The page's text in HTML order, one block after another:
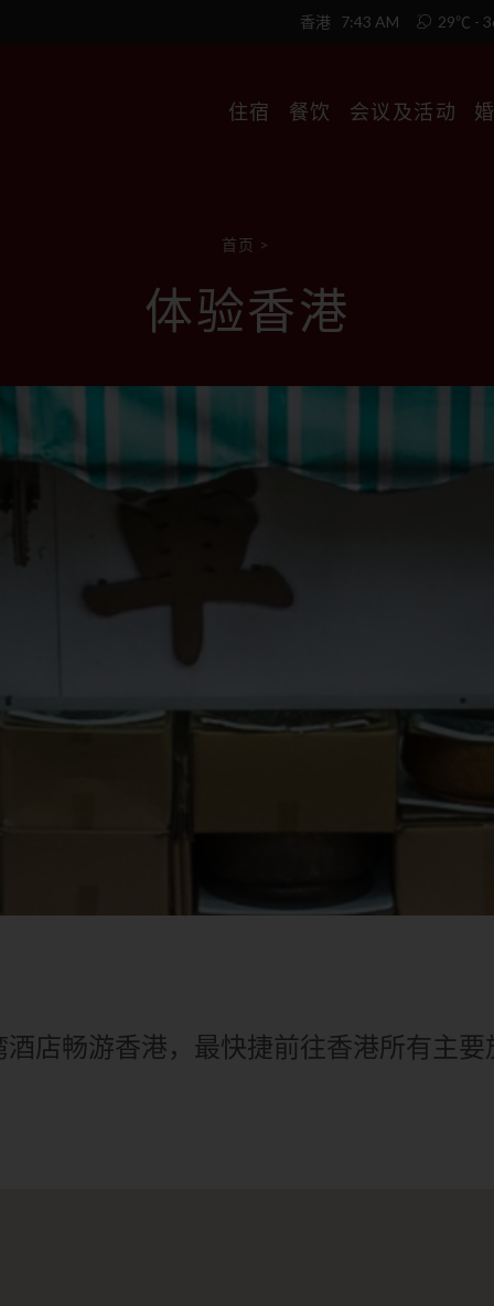
香港 7:43 AM 29℃ -
住宿 餐饮 会议及活动
首页 >
体验香港
店畅游香港，最快捷前往香港所有主要